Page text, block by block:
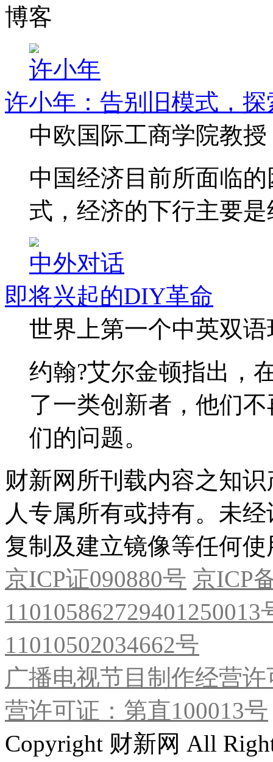
博客
许小年
许小年：告别旧模式，
中欧国际工商学院教授
中国经济目前所面临
式，经济的下行主要
中外对话
即将兴起的DIY革命
世界上第一个中英双
约翰?艾尔金顿指出，
了一类创新者，他们
们的问题。
财新网所刊载内容之知
人专属所有或持有。未
复制及建立镜像等任何使
京ICP证090880号 京ICP
11010502034662号
广播电视节目制作经营
营许可证：第直100013号
Copyright 财新网 All